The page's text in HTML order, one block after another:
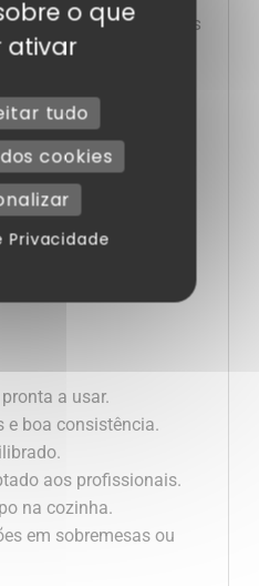
os serviços mais
uso diário ou para
quantidade, este
na
de frutas em
fiável, prático e
propor
atrativas
sem esforço
a usar.
e boa consistência.
aos profissionais.
na cozinha.
em sobremesas ou
o que
ativar
tudo
cookies
Privacidade